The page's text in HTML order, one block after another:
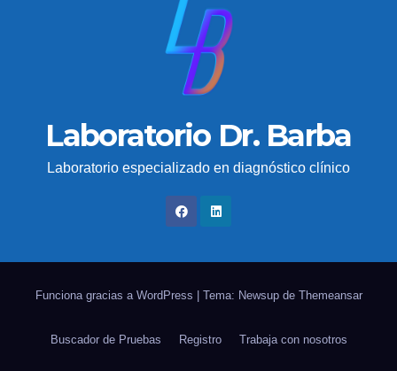
Laboratorio Dr. Barba
Laboratorio especializado en diagnóstico clínico
Funciona gracias a WordPress Tema: Newsup de Themeansar
Buscador de Pruebas Registro Trabaja con nosotros